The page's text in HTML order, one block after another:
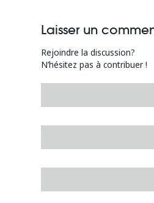
Laisser un
Rejoindre la discussion?
N’hésitez pas à contribuer !